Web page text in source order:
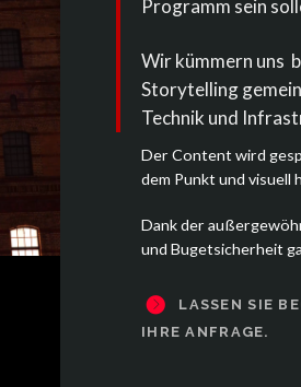
Programm sein
Wir kümmern uns
Storytelling
Technik und
Der Content wird
dem Punkt und visuell
Dank der
und Bugetsicherheit
LASSEN SIE
IHRE ANFRAGE.